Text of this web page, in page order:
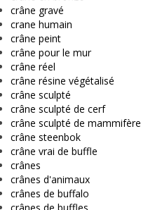
crâne gravé
crane humain
crâne peint
crâne pour le mur
crâne réel
crâne résine végétalisé
crâne sculpté
crâne sculpté de cerf
crâne sculpté de mammifère
crâne steenbok
crâne vrai de buffle
crânes
crânes d'animaux
crânes de buffalo
crânes de buffles